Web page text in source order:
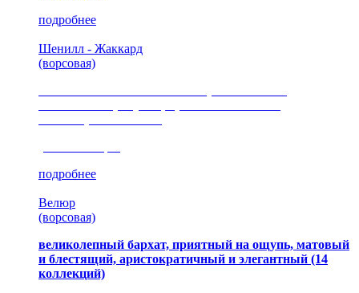
подробнее
Шенилл - Жаккард
(ворсовая)
подробнее
Велюр
(ворсовая)
великолепный бархат, приятный на ощупь, матовый
и блестящий, аристократичный и элегантный (14
коллекций)